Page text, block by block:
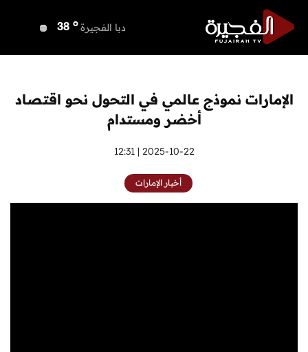
دبا الفجيرة 38 o
أم القيوين 37 o
راس الخيمة
الفجيرة
الإمارات نموذج عالمي في التحول نحو اقتصاد
أخضر ومستدام
2025-10-22 | 12:31
أخبار الإمارات